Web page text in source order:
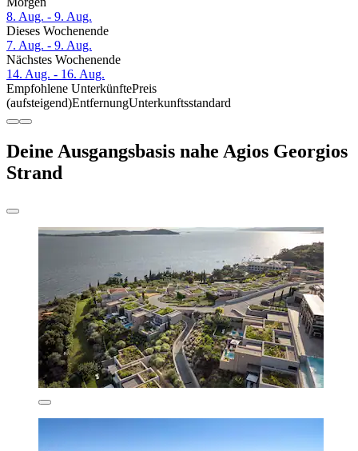
8. Aug. - 9. Aug.
Dieses Wochenende
7. Aug. - 9. Aug.
Nächstes Wochenende
14. Aug. - 16. Aug.
Empfohlene UnterkünftePreis
(aufsteigend)EntfernungUnterkunftsstandard
Deine Ausgangsbasis nahe Agios Georgios
Strand